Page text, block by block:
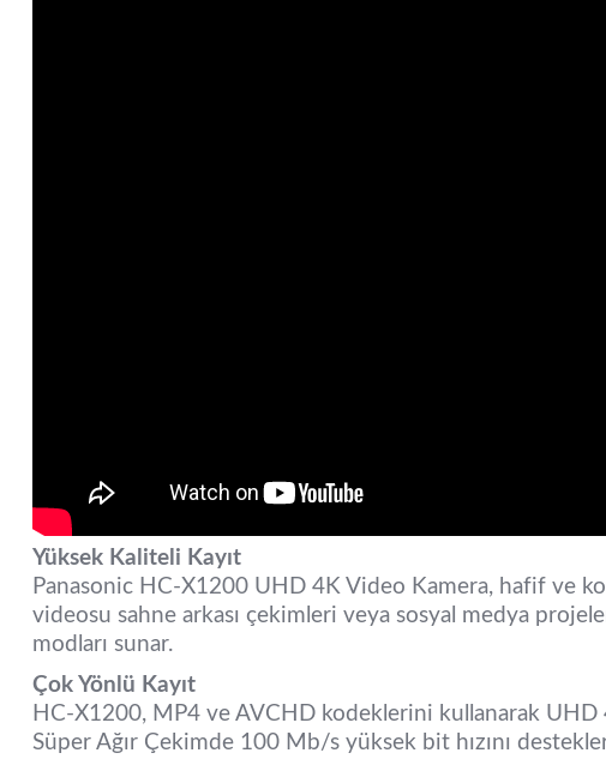
Yüksek Kaliteli Kayıt
Panasonic HC-X1200 UHD 4K Video Kamera, hafif ve
videosu sahne arkası çekimleri veya sosyal medya
modları sunar.
Çok Yönlü Kayıt
HC-X1200, MP4 ve AVCHD kodeklerini kullanarak
Süper Ağır Çekimde 100 Mb/s yüksek bit hızını